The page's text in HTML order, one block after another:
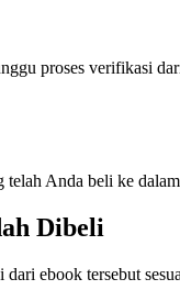
proses verifikasi
Anda beli ke
Dibeli
ebook tersebut